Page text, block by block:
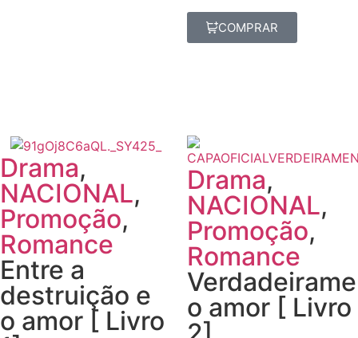
COMPRAR
Drama,
NACIONAL,
Promoção,
Romance
Entre a
destruição e
o amor [ Livro
Drama,
NACIONAL,
Promoção,
Romance
o amor [ Livro